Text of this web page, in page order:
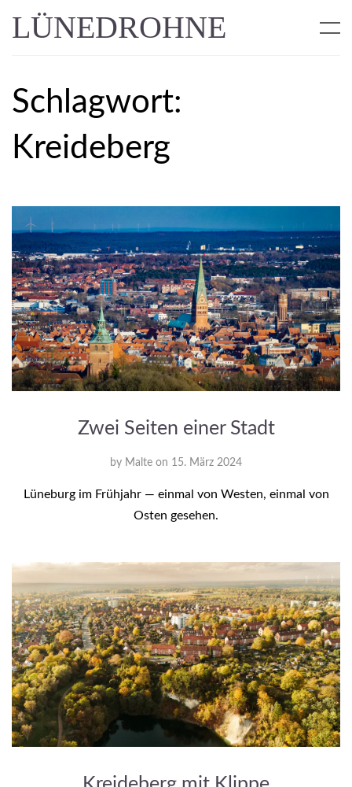
LÜNEDROHNE
Schlagwort:
Kreideberg
Zwei Seiten einer Stadt
by Malte on 15. März 2024
Lüneburg im Frühjahr — einmal von Westen, einmal von
Osten gesehen.